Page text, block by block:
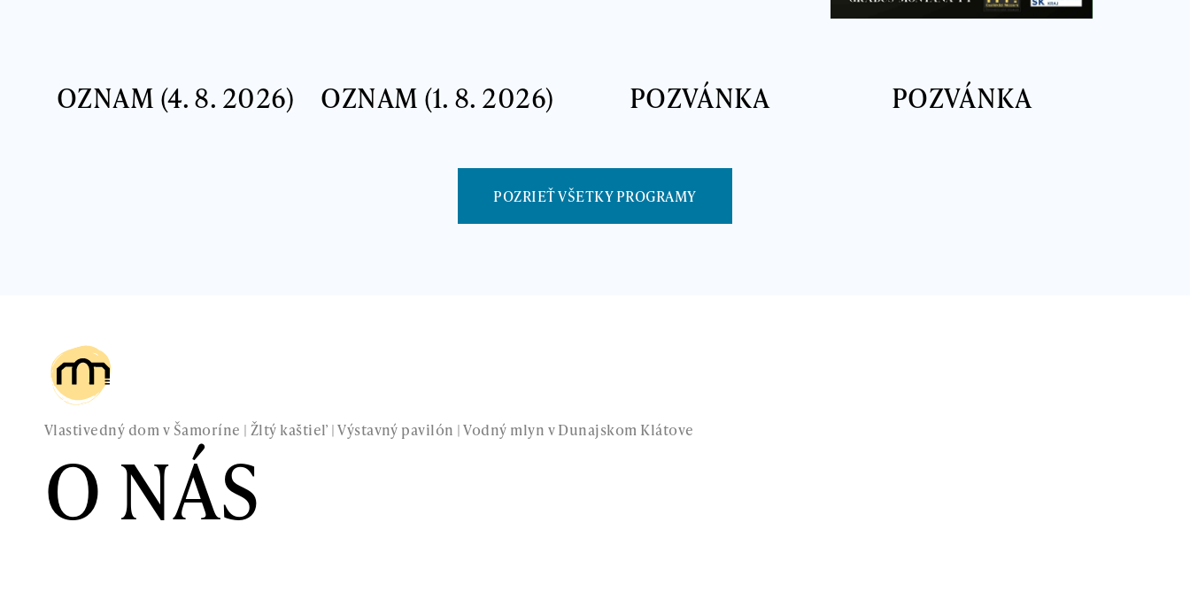
OZNAM (4. 8. 2026) OZNAM (1. 8. 2026) POZVÁNKA POZVÁNKA
POZRIEŤ VŠETKY PROGRAMY
Vlastivedný dom v Šamoríne | Žltý kaštieľ | Výstavný pavilón | Vodný mlyn v Dunajskom Klátove
O NÁS